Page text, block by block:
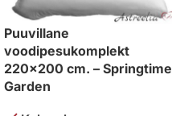
Puuvillane
voodipesukomplekt
220×200 cm. – Springtime
Garden